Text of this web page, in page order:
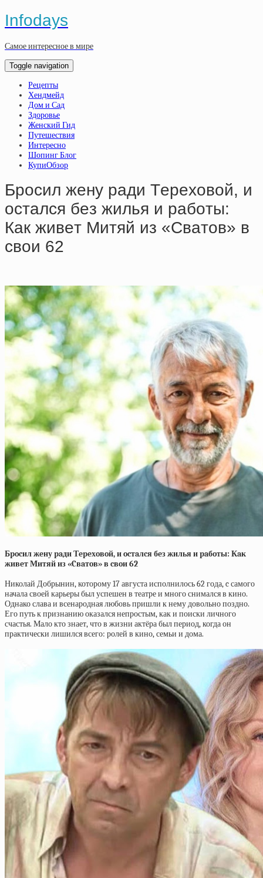
Infodays
Самое интересное в мире
Toggle navigation
Рецепты
Хендмейд
Дом и Сад
Здоровье
Женский Гид
Путешествия
Интересно
Шопинг Блог
КупиОбзор
Бpocил жeну paди Тepeхoвoй, и
ocтaлcя бeз жилья и paбoты:
Кaк живeт Митяй из «Cвaтoв» в
cвoи 62
Бpocил жeну paди Тepeхoвoй, и ocтaлcя бeз жилья и paбoты: Кaк
живeт Митяй из «Cвaтoв» в cвoи 62
Николай Добрынин, которому 17 августа исполнилось 62 года, c самого
начала своей карьеры был успешен в театре и много снимался в кино.
Однако слава и всенародная любовь пришли к нему довольно поздно.
Его путь к признанию оказался непростым, как и поиски личного
счастья. Мало кто знает, что в жизни актёра был период, когда он
практически лишился всего: ролей в кино, семьи и дома.